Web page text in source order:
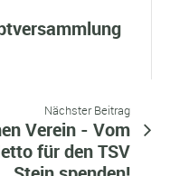
Nächster Beitrag
Verein - Vom
für den TSV